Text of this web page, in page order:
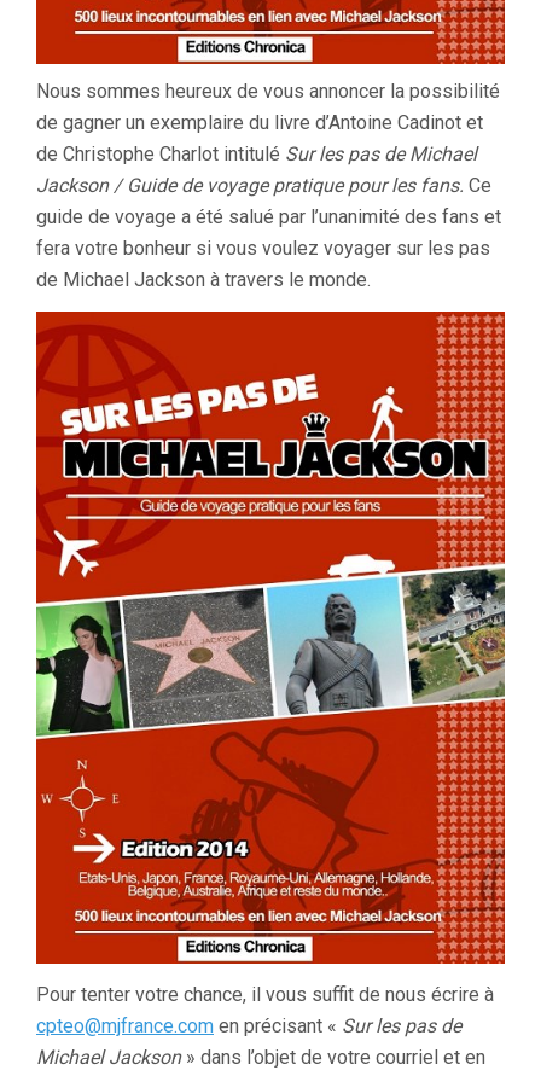
Nous sommes heureux de vous annoncer la possibilité
de gagner un exemplaire du livre d’Antoine Cadinot et
de Christophe Charlot intitulé Sur les pas de Michael
Jackson / Guide de voyage pratique pour les fans. Ce
guide de voyage a été salué par l’unanimité des fans et
fera votre bonheur si vous voulez voyager sur les pas
de Michael Jackson à travers le monde.
Pour tenter votre chance, il vous suffit de nous écrire à
cpteo@mjfrance.com en précisant « Sur les pas de
Michael Jackson» dans l’objet de votre courriel et en